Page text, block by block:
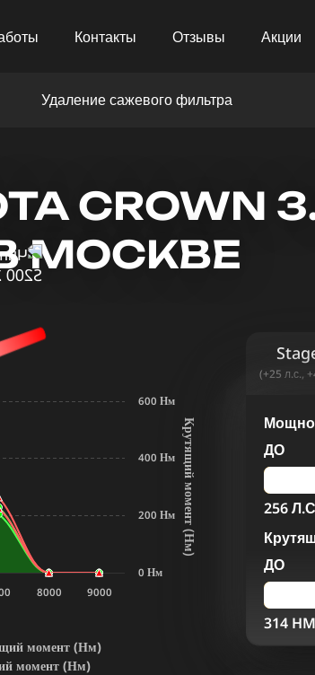
Контакты Отзывы Акции
Удаление сажевого фильтра
CROWN
МОСКВЕ
К
р
у
т
я
щ
и
й
м
о
м
е
н
т
(
Н
м
)
момент (Нм)
момент (Нм)
8000 9000
0 Нм
200 Нм
400 Нм
600 Нм
(+25 л.с.,
ДО
256
ДО
314 HM